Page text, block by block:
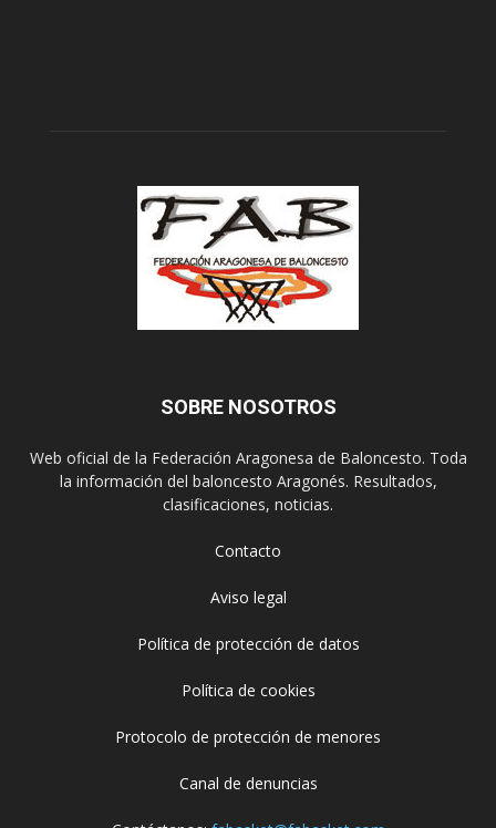
SOBRE NOSOTROS
Web oficial de la Federación Aragonesa de Baloncesto. Toda
la información del baloncesto Aragonés. Resultados,
clasificaciones, noticias.
Contacto
Aviso legal
Política de protección de datos
Política de cookies
Protocolo de protección de menores
Canal de denuncias